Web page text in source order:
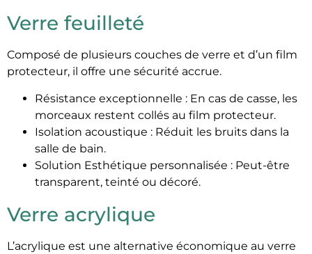
Verre feuilleté
Composé de plusieurs couches de verre et d’un film
protecteur, il offre une sécurité accrue.
Résistance exceptionnelle : En cas de casse, les
morceaux restent collés au film protecteur.
Isolation acoustique : Réduit les bruits dans la
salle de bain.
Solution Esthétique personnalisée : Peut-être
transparent, teinté ou décoré.
Verre acrylique
L’acrylique est une alternative économique au verre